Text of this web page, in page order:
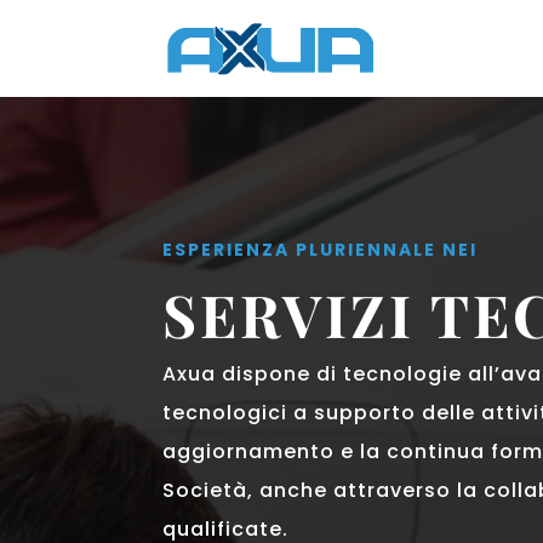
ESPERIENZA PLURIENNALE NEI
SERVIZI
Axua dispone di tecnologie
tecnologici a supporto delle
aggiornamento e la continua
Società, anche attraverso la
qualificate.